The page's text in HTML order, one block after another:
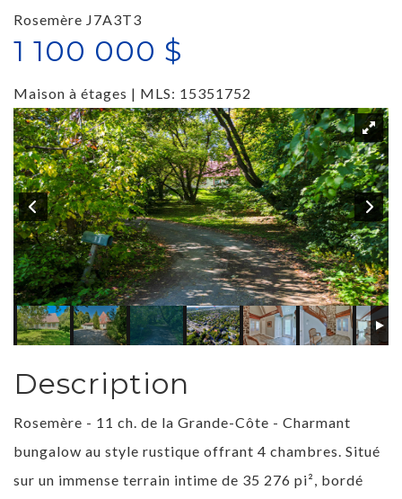
Rosemère J7A3T3
1 100 000 $
Maison à étages | MLS: 15351752
Description
Rosemère - 11 ch. de la Grande-Côte - Charmant
bungalow au style rustique offrant 4 chambres. Situé
sur un immense terrain intime de 35 276 pi², bordé